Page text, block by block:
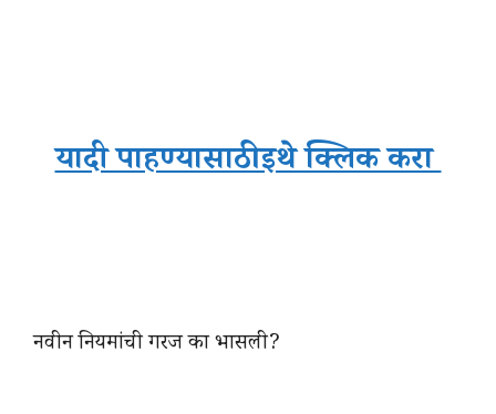
यादी पाहण्यासाठी इथे क्लिक करा
नवीन नियमांची गरज का भासली?